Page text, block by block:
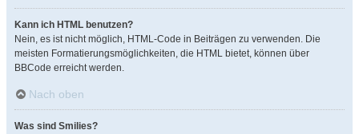
Kann ich HTML benutzen?
Nein, es ist nicht möglich, HTML-Code in Beiträgen zu verwenden. Die
meisten Formatierungsmöglichkeiten, die HTML bietet, können über
BBCode erreicht werden.
Nach oben
Was sind Smilies?